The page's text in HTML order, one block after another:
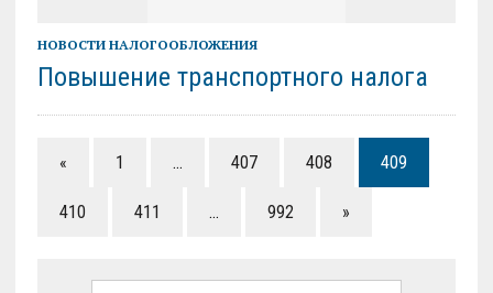
НОВОСТИ НАЛОГООБЛОЖЕНИЯ
Повышение транспортного налога
« 1 … 407 408 409
410 411 … 992 »